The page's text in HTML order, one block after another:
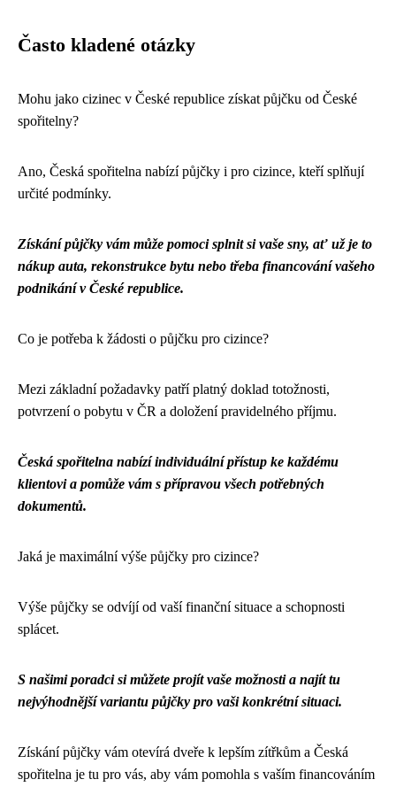
Často kladené otázky
Mohu jako cizinec v České republice získat půjčku od České
spořitelny?
Ano, Česká spořitelna nabízí půjčky i pro cizince, kteří splňují
určité podmínky.
Získání půjčky vám může pomoci splnit si vaše sny, ať už je to
nákup auta, rekonstrukce bytu nebo třeba financování vašeho
podnikání v České republice.
Co je potřeba k žádosti o půjčku pro cizince?
Mezi základní požadavky patří platný doklad totožnosti,
potvrzení o pobytu v ČR a doložení pravidelného příjmu.
Česká spořitelna nabízí individuální přístup ke každému
klientovi a pomůže vám s přípravou všech potřebných
dokumentů.
Jaká je maximální výše půjčky pro cizince?
Výše půjčky se odvíjí od vaší finanční situace a schopnosti
splácet.
S našimi poradci si můžete projít vaše možnosti a najít tu
nejvýhodnější variantu půjčky pro vaši konkrétní situaci.
Získání půjčky vám otevírá dveře k lepším zítřkům a Česká
spořitelna je tu pro vás, aby vám pomohla s vaším financováním